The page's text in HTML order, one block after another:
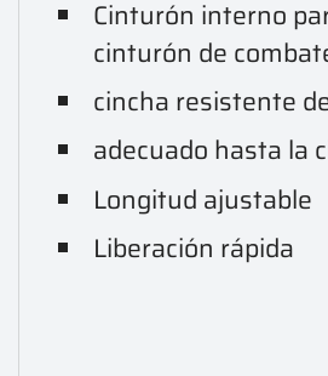
Cinturón interno
cinturón de
cincha resistente
adecuado hasta la
Longitud ajustable
Liberación rápida